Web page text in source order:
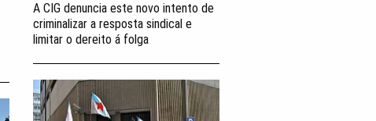
A CIG denuncia este novo intento de
criminalizar a resposta sindical e
limitar o dereito á folga